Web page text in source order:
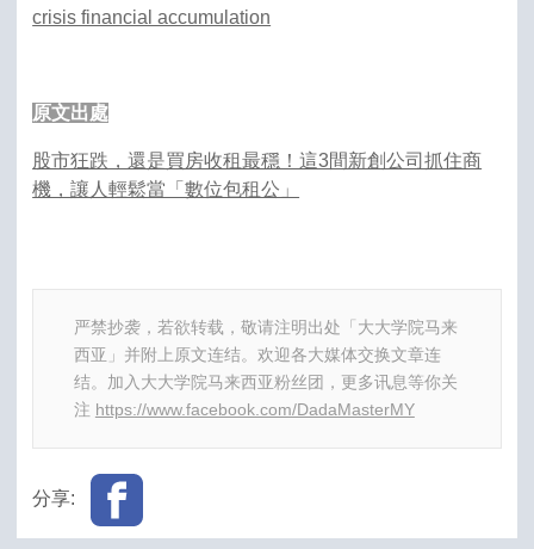
crisis financial accumulation
原文出處
股市狂跌，還是買房收租最穩！這3間新創公司抓住商
機，讓人輕鬆當「數位包租公」
严禁抄袭，若欲转载，敬请注明出处「大大学院马来
西亚」并附上原文连结。欢迎各大媒体交换文章连
结。加入大大学院马来西亚粉丝团，更多讯息等你关
注 https://www.facebook.com/DadaMasterMY
分享: